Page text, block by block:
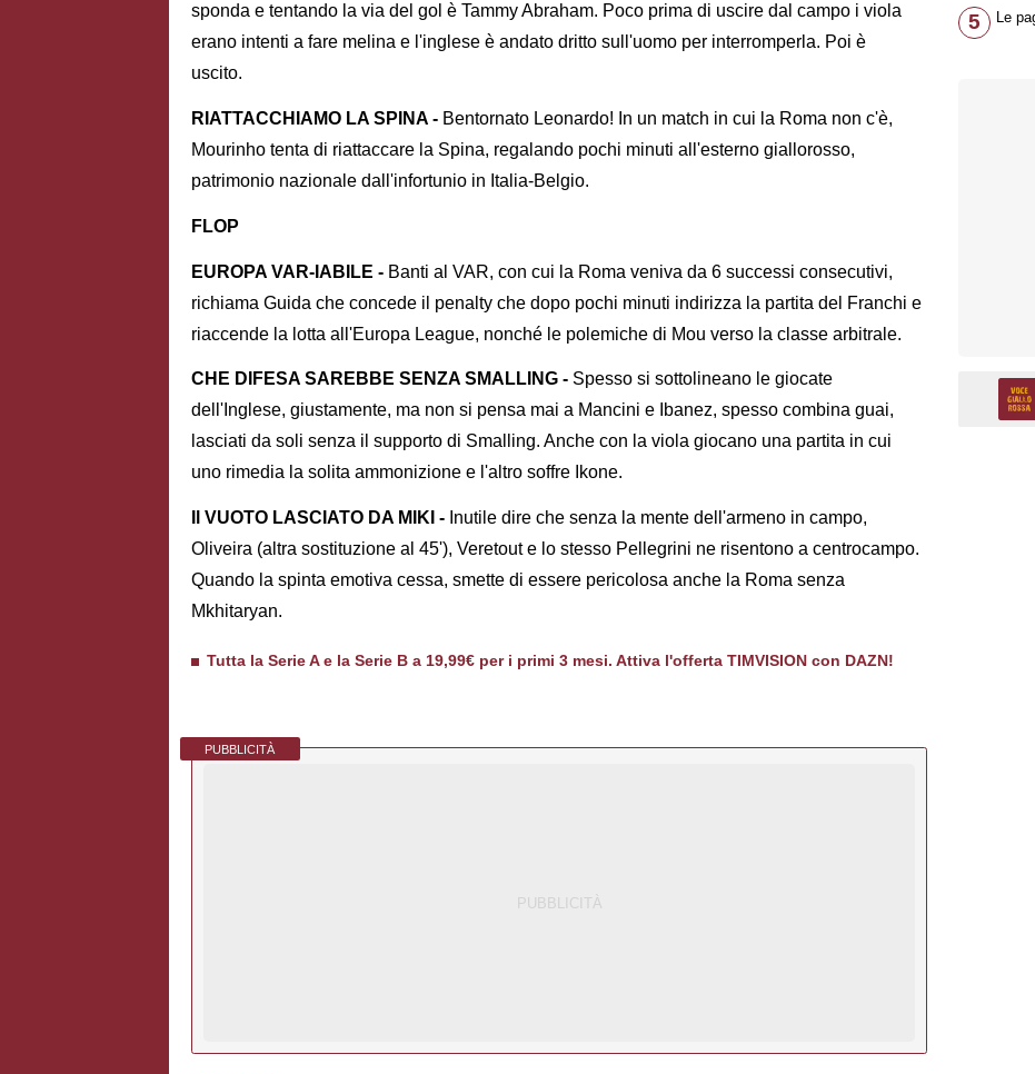
sponda e tentando la via del gol è Tammy Abraham. Poco prima di uscire dal campo i viola
erano intenti a fare melina e l'inglese è andato dritto sull'uomo per interromperla. Poi è
uscito.
RIATTACCHIAMO LA SPINA - Bentornato Leonardo! In un match in cui la Roma non c'è,
Mourinho tenta di riattaccare la Spina, regalando pochi minuti all'esterno giallorosso,
patrimonio nazionale dall'infortunio in Italia-Belgio.
FLOP
EUROPA VAR-IABILE - Banti al VAR, con cui la Roma veniva da 6 successi consecutivi,
richiama Guida che concede il penalty che dopo pochi minuti indirizza la partita del Franchi e
riaccende la lotta all'Europa League, nonché le polemiche di Mou verso la classe arbitrale.
CHE DIFESA SAREBBE SENZA SMALLING - Spesso si sottolineano le giocate
dell'Inglese, giustamente, ma non si pensa mai a Mancini e Ibanez, spesso combina guai,
lasciati da soli senza il supporto di Smalling. Anche con la viola giocano una partita in cui
uno rimedia la solita ammonizione e l'altro soffre Ikone.
Il VUOTO LASCIATO DA MIKI - Inutile dire che senza la mente dell'armeno in campo,
Oliveira (altra sostituzione al 45'), Veretout e lo stesso Pellegrini ne risentono a centrocampo.
Quando la spinta emotiva cessa, smette di essere pericolosa anche la Roma senza
Mkhitaryan.
Tutta la Serie A e la Serie B a 19,99€ per i primi 3 mesi. Attiva l'offerta TIMVISION con DAZN!
PUBBLICITÀ
5 Le